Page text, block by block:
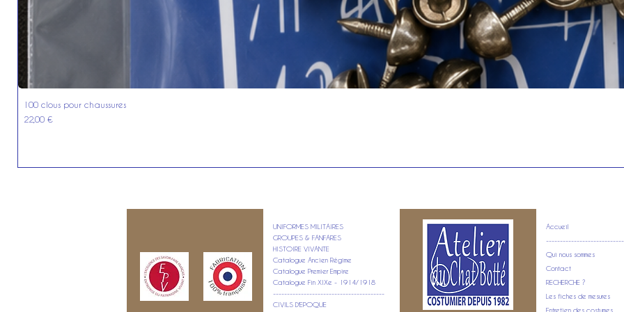
100 clous pour chaussures
Prix
22,00 €
UNIFORMES MILITAIRES
GROUPES & FANFARES
HISTOIRE VIVANTE
Catalogue Ancien Régime
Catalogue Premier Empire
Catalogue Fin XIXe - 1914/1918
----------------------------------------
CIVILS D'EPOQUE
Accueil
Qui nous sommes
Contact
RECHERCHE ?
Les fiches de mesures
Entretien des costumes